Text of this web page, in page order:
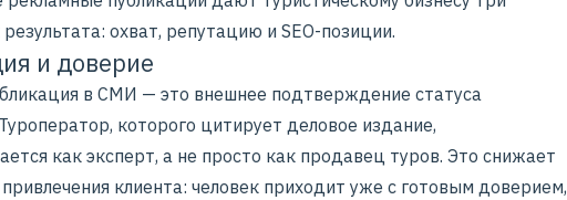
охват, репутацию и SEO-позиции.
и доверие
в СМИ — это внешнее подтверждение статуса
которого цитирует деловое издание,
как эксперт, а не просто как продавец туров. Это снижает
клиента: человек приходит уже с готовым доверием,